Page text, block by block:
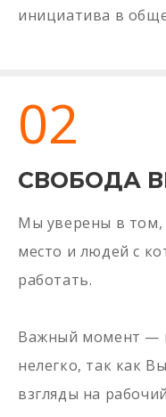
инициатива в
02
СВОБОДА
Мы уверены в том,
место и людей с
работать.
Важный момент —
нелегко, так как
взгляды на